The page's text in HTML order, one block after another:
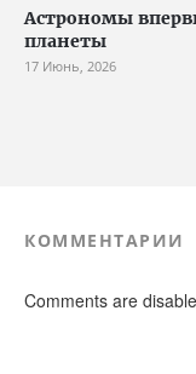
Астрономы
планеты
17 Июнь, 2026
КОММЕНТАРИИ
Comments are